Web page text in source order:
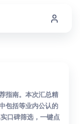
指南。本次汇总精
包括等业内公认的
口碑筛选，一键点